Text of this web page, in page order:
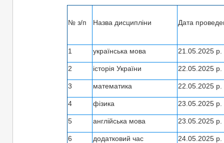
№ з/п Назва дисципліни Дата
1 українська мова 21.05.2025 р.
2 історія України 22.05.2025 р.
3 математика 22.05.2025 р.
4 фізика 23.05.2025 р.
5 англійська мова 23.05.2025 р.
6 додатковий час 24.05.2025 р.